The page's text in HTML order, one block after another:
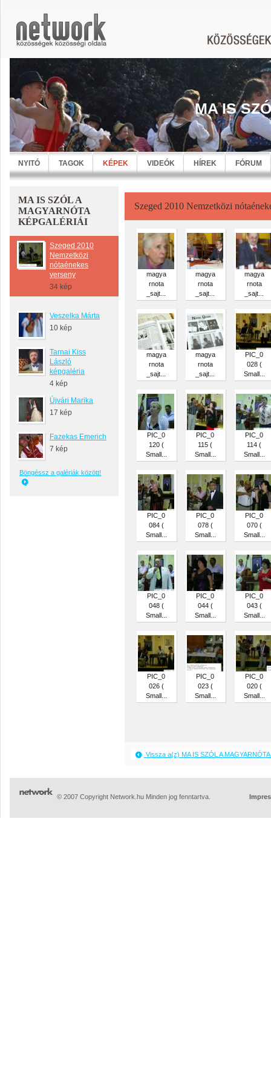
MA IS
NYITÓ TAGOK KÉPEK VIDEÓK HÍREK FÓRUM
MA IS SZÓL A
MAGYARNÓTA
KÉPGALÉRIÁI
Szeged 2010
Nemzetközi
nótaénekes
verseny
34 kép
Veszelka Márta
10 kép
Tarnai Kiss
László
képgaléria
4 kép
Újvári Marika
17 kép
Fazekas Emerich
7 kép
Böngéssz a galériák között!
Szeged 2010 Nemzetközi
magya
rnota
_sajt...
magya
rnota
_sajt...
magya
rnota
_sajt...
magya
rnota
_sajt...
magya
rnota
_sajt...
PIC_0
028 (
Small...
PIC_0
120 (
Small...
PIC_0
115 (
Small...
PIC_0
114 (
Small...
PIC_0
084 (
Small...
PIC_0
078 (
Small...
PIC_0
070 (
Small...
PIC_0
048 (
Small...
PIC_0
044 (
Small...
PIC_0
043 (
Small...
PIC_0
026 (
Small...
PIC_0
023 (
Small...
PIC_0
020 (
Small...
Vissza a(z) MA IS SZÓL A
© 2007 Copyright Network.hu Minden jog fenntartva.